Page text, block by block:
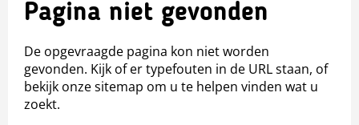
Pagina niet gevonden
De opgevraagde pagina kon niet worden
gevonden. Kijk of er typefouten in de URL staan, of
bekijk onze sitemap om u te helpen vinden wat u
zoekt.